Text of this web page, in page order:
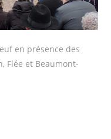
en présence des
Flée et Beaumont-